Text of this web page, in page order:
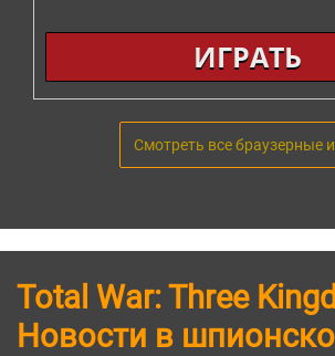
ИГРАТЬ
Смотреть все браузерные
Total War: Three
Новости в